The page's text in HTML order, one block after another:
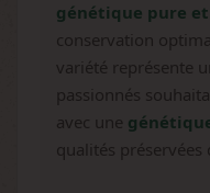
génétique pure
conservation
variété représente
passionnés
avec une
qualités préservées